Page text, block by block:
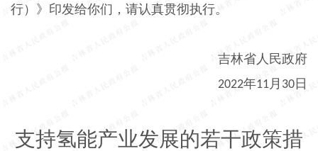
行）》印发给你们，请认真贯彻执行。
吉林省人民政府
2022年11 月 30日
支持氢能产业发展的若干政策措